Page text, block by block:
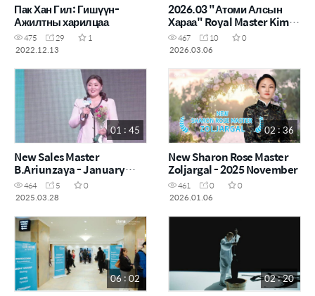
Пак Хан Гил: Гишүүн-
Ажилтны харилцаа
475 29
1
2022.12.13
2026.03 "Атоми Алсын
Хараа" Royal Master Kim
Mi Hwa
467 10
0
2026.03.06
01 : 45
New Sales Master
B.Ariunzaya - January
2025
464 5
0
2025.03.28
02 : 36
New Sharon Rose Master
Zoljargal - 2025 November
461 0
0
2026.01.06
06 : 02 02 : 20